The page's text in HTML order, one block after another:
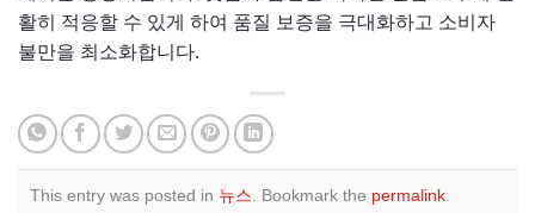
활히 적응할 수 있게 하여 품질 보증을 극대화하고 소비자
불만을 최소화합니다.
This entry was posted in 뉴스 . Bookmark the permalink